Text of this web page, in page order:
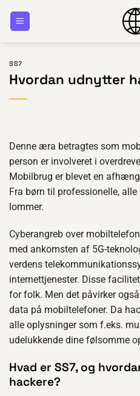
SS7
Hvordan udnytter
Denne æra betragtes som
person er involveret i
Mobilbrug er blevet en
Fra børn til professionelle,
lommer.
Cyberangreb over
med ankomsten af 5G-
verdens
internettjenester. Disse
for folk. Men det påvirker
data på mobiltelefoner. Da
alle oplysninger som f.eks.
udelukkende dine følsomme
Hvad er SS7, og
hackere?